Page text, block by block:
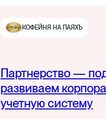
КОФЕЙНЯ НА ПАЯХЪ
Партнерство —
развиваем
учетную систему